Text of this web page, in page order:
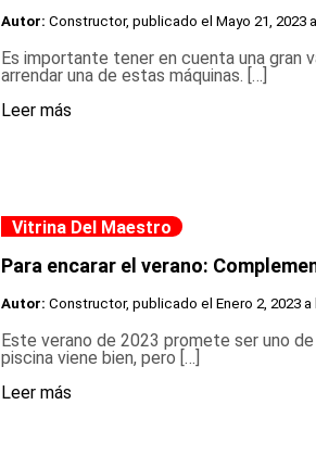
Autor: Constructor, publicado el Mayo 21, 2023
Es importante tener en cuenta una gran
arrendar una de estas máquinas. […]
Leer más
Vitrina Del Maestro
Para encarar el verano:
Autor: Constructor, publicado el Enero 2, 2023 a
Este verano de 2023 promete ser uno
piscina viene bien, pero […]
Leer más